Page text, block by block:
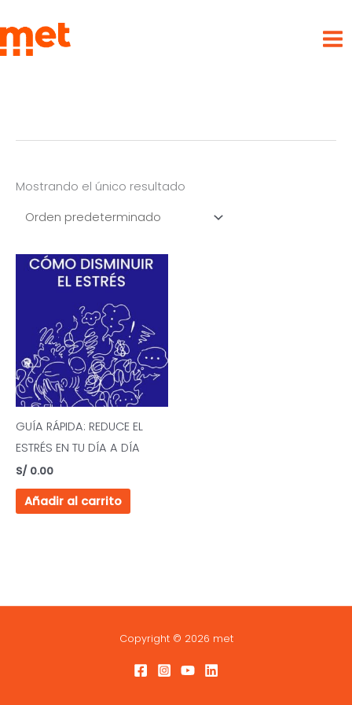
al
contenido
Mostrando el único resultado
GUÍA RÁPIDA: REDUCE EL
ESTRÉS EN TU DÍA A DÍA
S/ 0.00
Añadir al carrito
Copyright © 2026 met